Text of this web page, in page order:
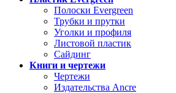
Полоски Evergreen
Трубки и прутки
Уголки и профиля
Листовой пластик
Сайдинг
Книги и чертежи
Чертежи
Издательства Ancre